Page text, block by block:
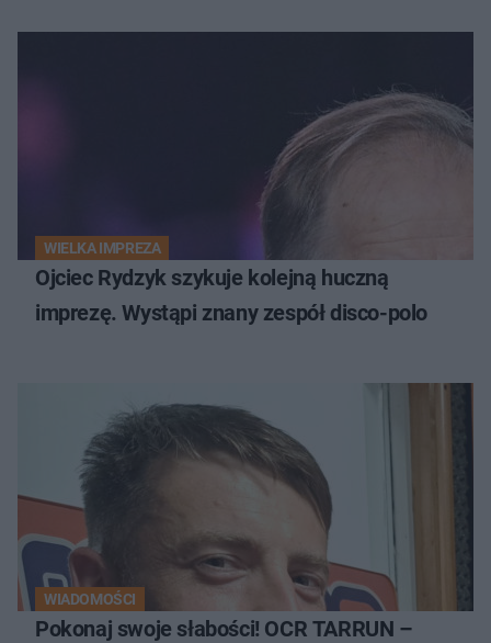
WIELKA IMPREZA
Ojciec Rydzyk szykuje kolejną huczną
imprezę. Wystąpi znany zespół disco-polo
WIADOMOŚCI
Pokonaj swoje słabości! OCR TARRUN –